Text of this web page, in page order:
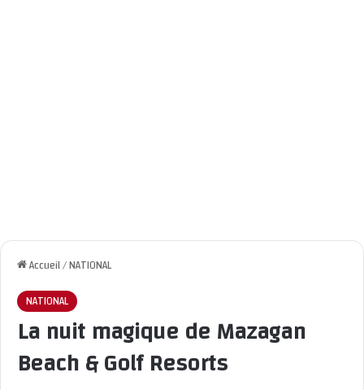
Accueil/NATIONAL
NATIONAL
La nuit magique de Mazagan
Beach & Golf Resorts